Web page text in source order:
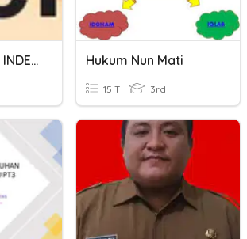
INDEKS..HUKUM INDEKS.. Hukum Nun Mati
15 T 3rd